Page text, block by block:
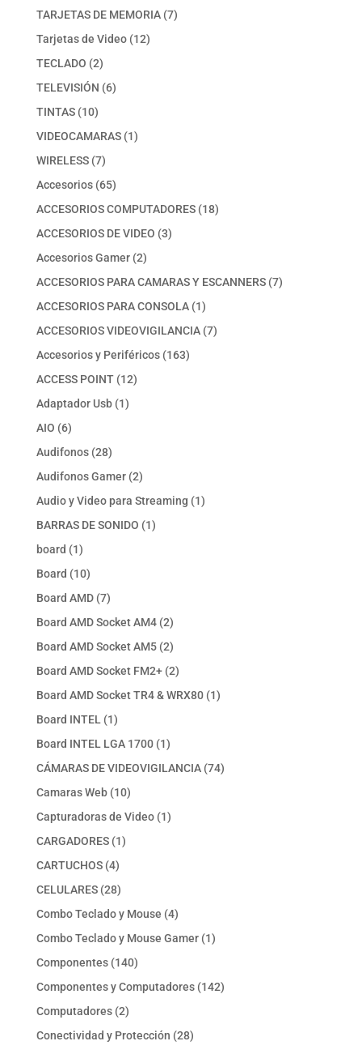
productos
TARJETAS DE MEMORIA 77
Tarjetas de Video 1212
TECLADO 22
productos
TELEVISIÓN 66
TINTAS 1010
productos
VIDEOCAMARAS 11
WIRELESS 77
productos
Accesorios 6565
productos
ACCESORIOS COMPUTADORES 1818
ACCESORIOS DE VIDEO 33
Accesorios Gamer 22
productos
ACCESORIOS PARA CAMARAS Y ESCANNERS 77
ACCESORIOS PARA CONSOLA 11
producto
ACCESORIOS VIDEOVIGILANCIA 77
Accesorios y Periféricos 163163
ACCESS POINT 1212
Adaptador Usb 11
AIO 66
productos
Audifonos 2828
productos
Audifonos Gamer 22
productos
Audio y Video para Streaming 11
BARRAS DE SONIDO 11
board 11
producto
Board 1010
productos
Board AMD 77
productos
Board AMD Socket AM4 22
productos
Board AMD Socket AM5 22
productos
Board AMD Socket FM2+ 22
productos
Board AMD Socket TR4 & WRX80 11
Board INTEL 11
producto
Board INTEL LGA 1700 11
producto
CÁMARAS DE VIDEOVIGILANCIA 7474
Camaras Web 1010
productos
Capturadoras de Video 11
CARGADORES 11
CARTUCHOS 44
productos
CELULARES 2828
productos
Combo Teclado y Mouse 44
productos
Combo Teclado y Mouse Gamer 11
Componentes 140140
productos
Componentes y Computadores 142142
Computadores 22
productos
Conectividad y Protección 2828